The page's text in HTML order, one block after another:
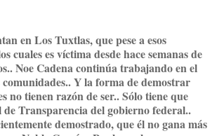
en Los Tuxtlas, que pese a esos
cuales es víctima desde hace semanas de
Noe Cadena continúa trabajando en el
Y la forma de demostrar
no tienen razón de ser.. Sólo tiene que
de Transparencia del gobierno federal..
demostrado, que él no gana más